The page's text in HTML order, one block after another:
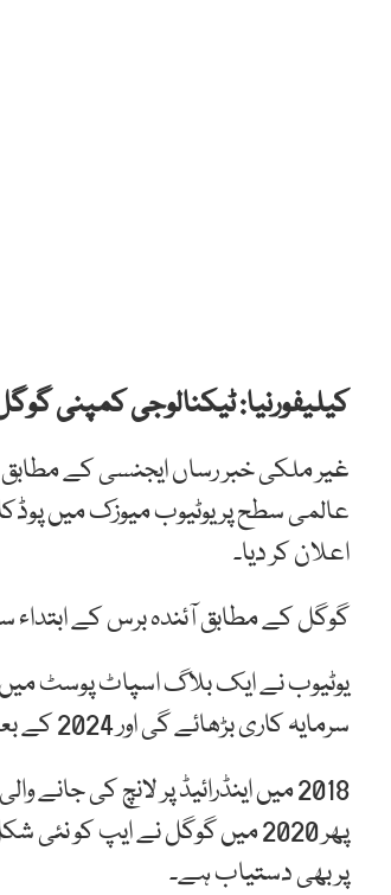
کیلیفورنیا: ٹیکنالوجی کمپنی گوگل نے سال 2024 میں پوڈکاسٹ سروس بند
عالمی سطح پر یوٹیوب میوزک میں
اعلان کر دیا۔
گوگل کے مطابق آئندہ برس کے
سرمایہ کاری بڑھائے گی اور 2024 کے بعد کے حصے میں گوگل پوڈکاسٹ کو بند کر دیا جائے گا۔
2018 میں اینڈرائیڈ پر لانچ کی
پھر 2020 میں گوگل نے ایپ کو
پر بھی دستیاب ہے۔